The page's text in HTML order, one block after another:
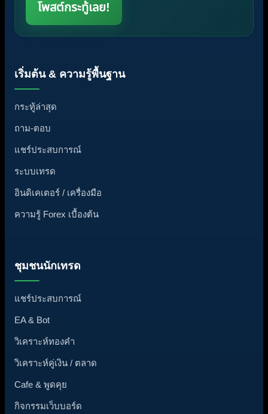
โพสต์กระทู้เลย!
เริ่มต้น & ความรู้พื้นฐาน
กระทู้ล่าสุด
ถาม-ตอบ
แชร์ประสบการณ์
ระบบเทรด
อินดิเคเตอร์ / เครื่องมือ
ความรู้ Forex เบื้องต้น
ชุมชนนักเทรด
แชร์ประสบการณ์
EA & Bot
วิเคราะห์ทองคำ
วิเคราะห์คู่เงิน / ตลาด
Cafe & พูดคุย
กิจกรรมเว็บบอร์ด